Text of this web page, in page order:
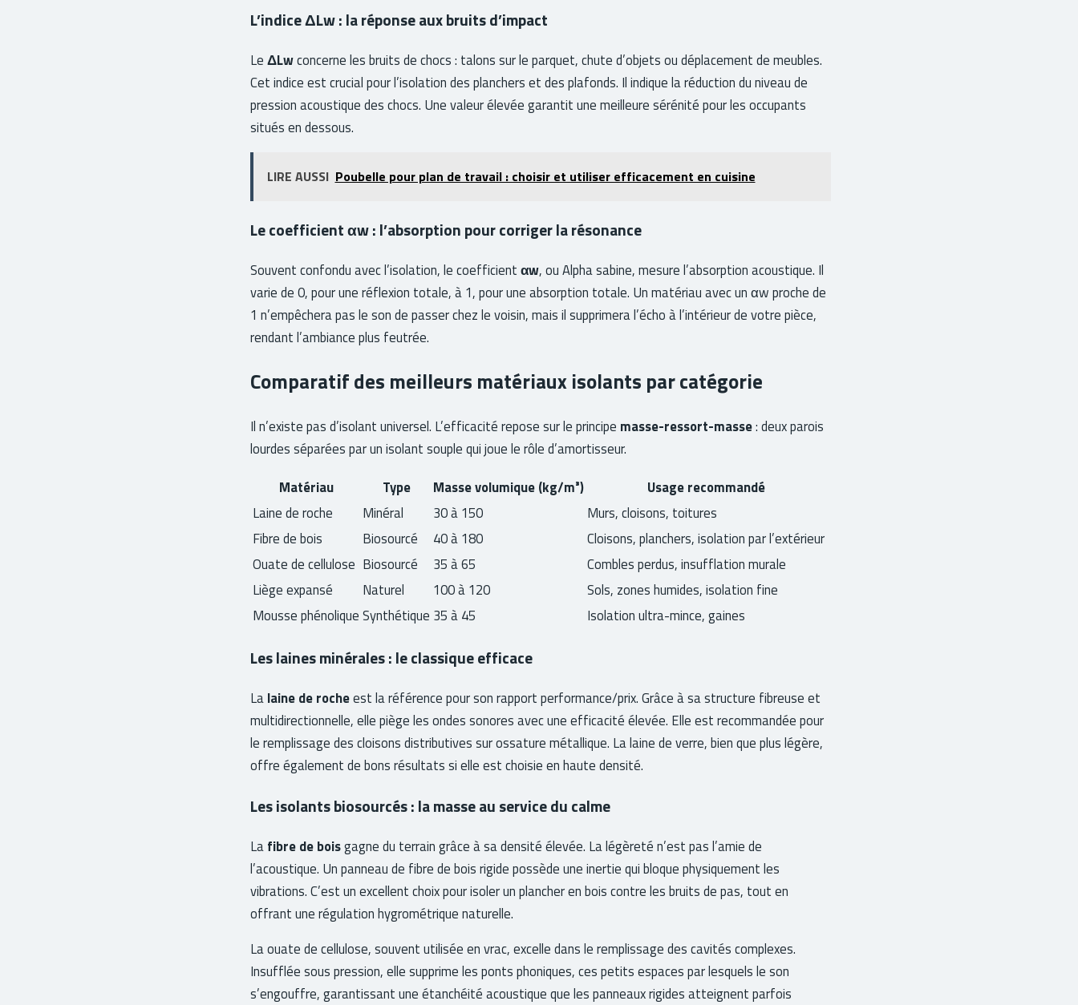
L’indice ΔLw : la réponse aux bruits d’impact
Le ΔLwconcerne les bruits de chocs : talons sur le parquet, chute d’objets ou déplacement de meubles.
Cet indice est crucial pour l’isolation des planchers et des plafonds. Il indique la réduction du niveau de
pression acoustique des chocs. Une valeur élevée garantit une meilleure sérénité pour les occupants
situés en dessous.
LIRE AUSSI Poubelle pour plan de travail : choisir et utiliser efficacement en cuisine
Le coefficient αw : l’absorption pour corriger la résonance
Souvent confondu avec l’isolation, le coefficient αw, ou Alpha sabine, mesure l’absorption acoustique. Il
varie de 0, pour une réflexion totale, à 1, pour une absorption totale. Un matériau avec un αw proche de
1 n’empêchera pas le son de passer chez le voisin, mais il supprimera l’écho à l’intérieur de votre pièce,
rendant l’ambiance plus feutrée.
Comparatif des meilleurs matériaux isolants par catégorie
Il n’existe pas d’isolant universel. L’efficacité repose sur le principe masse-ressort-masse: deux parois
lourdes séparées par un isolant souple qui joue le rôle d’amortisseur.
Matériau
Type Masse volumique (kg/m³)
Usage recommandé
Laine de roche
Minéral 30 à 150
Murs, cloisons, toitures
Fibre de bois
Biosourcé 40 à 180
Cloisons, planchers, isolation par l’extérieur
Ouate de cellulose Biosourcé 35 à 65
Combles perdus, insufflation murale
Liège expansé
Naturel 100 à 120
Sols, zones humides, isolation fine
Mousse phénolique Synthétique 35 à 45 Isolation ultra-mince, gaines
Les laines minérales : le classique efficace
La laine de rocheest la référence pour son rapport performance/prix. Grâce à sa structure fibreuse et
multidirectionnelle, elle piège les ondes sonores avec une efficacité élevée. Elle est recommandée pour
le remplissage des cloisons distributives sur ossature métallique. La laine de verre, bien que plus légère,
offre également de bons résultats si elle est choisie en haute densité.
Les isolants biosourcés : la masse au service du calme
La fibre de boisgagne du terrain grâce à sa densité élevée. La légèreté n’est pas l’amie de
l’acoustique. Un panneau de fibre de bois rigide possède une inertie qui bloque physiquement les
vibrations. C’est un excellent choix pour isoler un plancher en bois contre les bruits de pas, tout en
offrant une régulation hygrométrique naturelle.
La ouate de cellulose, souvent utilisée en vrac, excelle dans le remplissage des cavités complexes.
Insufflée sous pression, elle supprime les ponts phoniques, ces petits espaces par lesquels le son
s’engouffre, garantissant une étanchéité acoustique que les panneaux rigides atteignent parfois